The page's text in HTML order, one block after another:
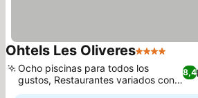
Ohtels Les Oliveres4 Estrellas
8,4
Ocho piscinas para todos los
gustos, Restaurantes variados con
show cooking